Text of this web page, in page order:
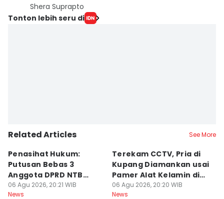
Shera Suprapto
Tonton lebih seru di
Related Articles See More
Penasihat Hukum:
Putusan Bebas 3
Anggota DPRD NTB
Bersifat Final
06 Agu 2026, 20:21 WIB
News
Terekam CCTV, Pria di
Kupang Diamankan usai
Pamer Alat Kelamin di
Kios
06 Agu 2026, 20:20 WIB
News